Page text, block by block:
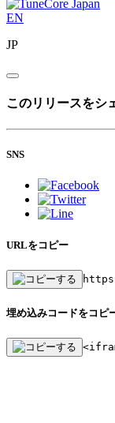
EN
JP
このリリースをシ
SNS
URLをコピー
埋め込みコードをコピ